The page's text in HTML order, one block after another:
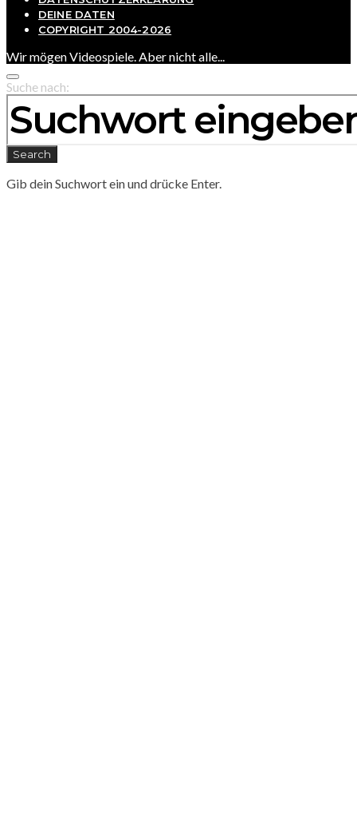
DEINE DATEN
COPYRIGHT 2004-2026
Wir mögen Videospiele. Aber nicht alle...
Suche nach:
Search
Gib dein Suchwort ein und drücke Enter.